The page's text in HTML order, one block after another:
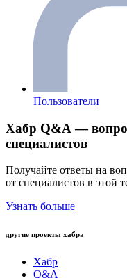
Пользователи
Хабр Q&A —
специалистов
Получайте ответы на
от специалистов в этой
Узнать больше
другие проекты хабра
Хабр
Q&A